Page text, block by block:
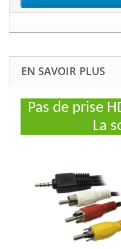
EN SAVOIR PLUS
Pas de prise
La